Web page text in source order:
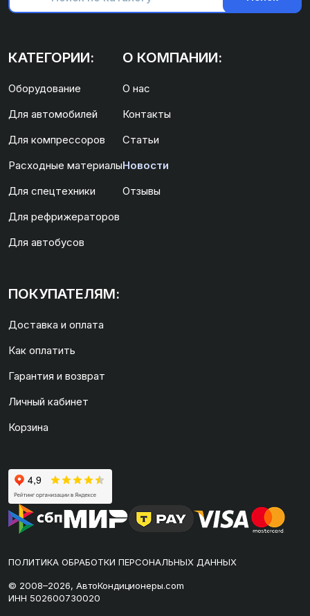
КАТЕГОРИИ:
Оборудование
Для автомобилей
Для компрессоров
Расходные материалы
Для спецтехники
Для рефрижераторов
Для автобусов
О КОМПАНИИ:
О нас
Контакты
Статьи
Новости
Отзывы
ПОКУПАТЕЛЯМ:
Доставка и оплата
Как оплатить
Гарантия и возврат
Личный кабинет
Корзина
ПОЛИТИКА ОБРАБОТКИ ПЕРСОНАЛЬНЫХ ДАННЫХ
© 2008–2026, АвтоКондиционеры.com
ИНН 502600730020